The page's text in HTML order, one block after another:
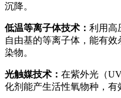
沉降。
低温等离子体技术： 利用高
自由基的等离子体，能有
染物。
光触媒技术： 在紫外光（
化剂能产生活性氧物种，有